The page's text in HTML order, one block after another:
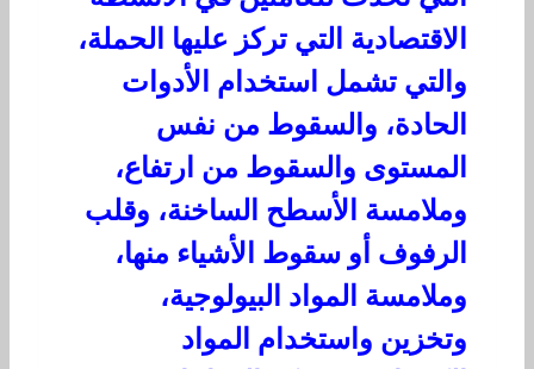
الاقتصادية التي تركز عليها الحملة،
والتي تشمل استخدام الأدوات
الحادة، والسقوط من نفس
المستوى والسقوط من ارتفاع،
وملامسة الأسطح الساخنة، وقلب
الرفوف أو سقوط الأشياء منها،
وملامسة المواد البيولوجية،
وتخزين واستخدام المواد